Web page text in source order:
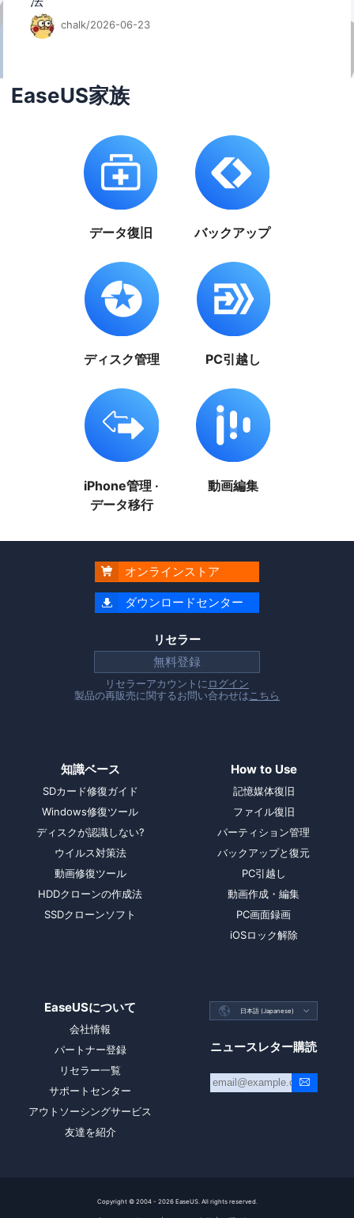
chalk/2026-06-23
EaseUS家族
データ復旧 バックアップ
ディスク管理 PC引越し
iPhone管理 ·
データ移行
動画編集
 オンラインストア
 ダウンロードセンター
リセラー
無料登録
リセラーアカウントに ログイン
製品の再販売に関するお問い合わせは こちら
知識ベース
SDカード修復ガイド
Windows修復ツール
ディスクが認識しない?
ウイルス対策法
動画修復ツール
HDDクローンの作成法
SSDクローンソフト
How to Use
記憶媒体復旧
ファイル復旧
パーティション管理
バックアップと復元
PC引越し
動画作成・編集
PC画面録画
iOSロック解除
EaseUSについて
会社情報
パートナー登録
リセラー一覧
サポートセンター
アウトソーシングサービス
友達を紹介
 日本語 (Japanese) 
ニュースレター購読
Copyright © 2004 - 2026EaseUS. All rights reserved.